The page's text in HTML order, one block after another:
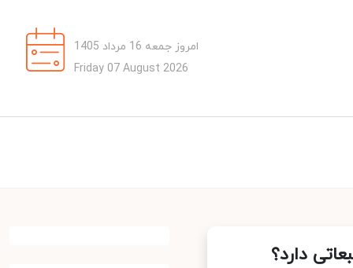
امروز جمعه 16 مرداد 1405
Friday 07 August 2026
دارد؟